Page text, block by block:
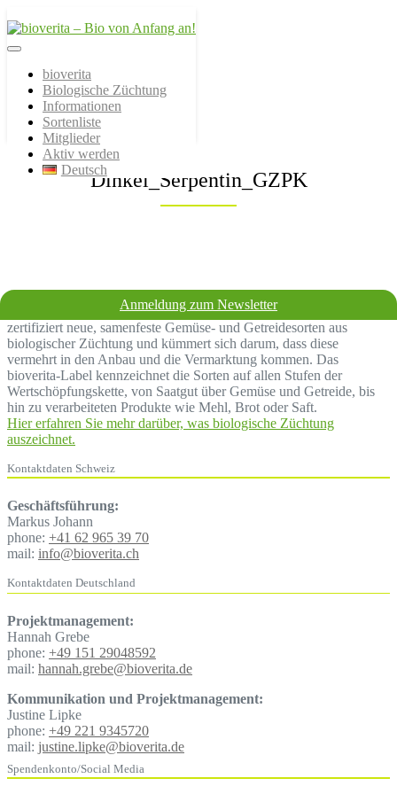
bioverita – Bio von
Anfang an!
Endprodukt
bioverita
Biologische Züchtung
Informationen
Sortenliste
Mitglieder
Aktiv werden
DeutschDinkel_Serpentin_GZPK
Anmeldung zum Newsletter
Bio sollte bereits bei der Züchtung beginnen! Der Verein bioverita
zertifiziert neue, samenfeste Gemüse- und Getreidesorten aus
biologischer Züchtung und kümmert sich darum, dass diese
vermehrt in den Anbau und die Vermarktung kommen. Das
bioverita-Label kennzeichnet die Sorten auf allen Stufen der
Wertschöpfungskette, von Saatgut über Gemüse und Getreide, bis
hin zu verarbeiteten Produkte wie Mehl, Brot oder Saft.
Hier erfahren Sie mehr darüber, was biologische Züchtung
auszeichnet.
Kontaktdaten Schweiz
Geschäftsführung:
Markus Johann
phone: +41 62 965 39 70
mail: info@bioverita.ch
Kontaktdaten Deutschland
Projektmanagement:
Hannah Grebe
phone: +49 151 29048592
mail: hannah.grebe@bioverita.de
Kommunikation und Projektmanagement:
Justine Lipke
phone: +49 221 9345720
mail: justine.lipke@bioverita.de
Spendenkonto/Social Media